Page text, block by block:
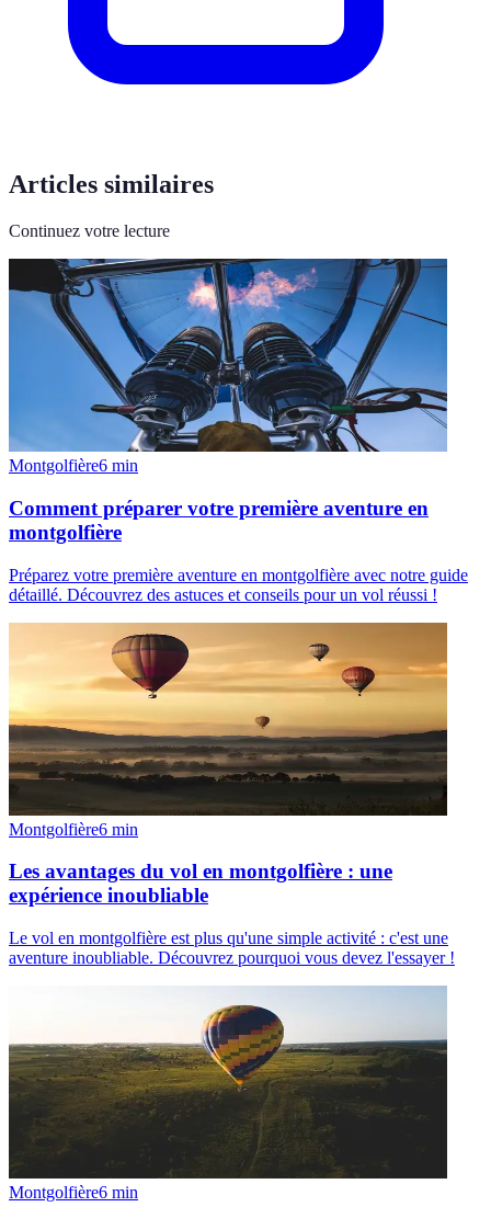
Articles similaires
Continuez votre lecture
Montgolfière6 min
Comment préparer votre première aventure en
montgolfière
Préparez votre première aventure en montgolfière avec notre guide
détaillé. Découvrez des astuces et conseils pour un vol réussi !
Montgolfière6 min
Les avantages du vol en montgolfière : une
expérience inoubliable
Le vol en montgolfière est plus qu'une simple activité : c'est une
aventure inoubliable. Découvrez pourquoi vous devez l'essayer !
Montgolfière6 min